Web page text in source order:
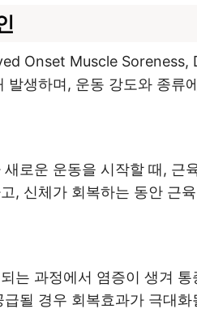
Onset Muscle
발생하며, 운동 강도와 종류
로운 운동을 시작할 때, 근
, 신체가 회복하는 동안 근
는 과정에서 염증이 생겨
될 경우 회복효과가 극대화